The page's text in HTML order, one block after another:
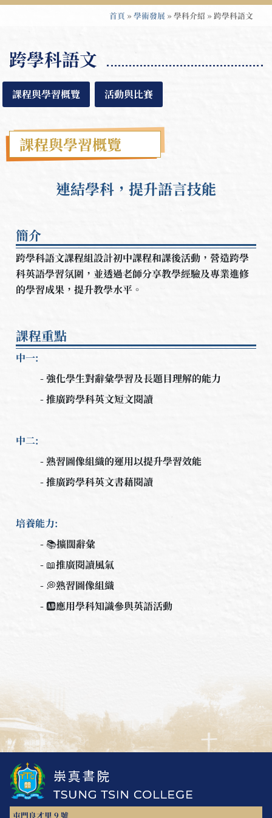
首頁 »學術發展 »學科介紹 »跨學科語文
跨學科語文
課程與學習概覽 活動與比賽
課程與學習概覽
連結學科，提升語言技能
簡介
跨學科語文課程組設計初中課程和課後活動，營造跨學
科英語學習氛圍，並透過老師分享教學經驗及專業進修
的學習成果，提升教學水平。
課程重點
中一:
- 強化學生對辭彙學習及長題目理解的能力
- 推廣跨學科英文短文閱讀
中二:
- 熟習圖像組織的運用以提升學習效能
- 推廣跨學科英文書藉閱讀
培養能力:
- 📚擴闊辭彙
- 📖推廣閱讀風氣
- 💭熟習圖像組織
- 🆎應用學科知識參與英語活動
屯門良才里 9 號